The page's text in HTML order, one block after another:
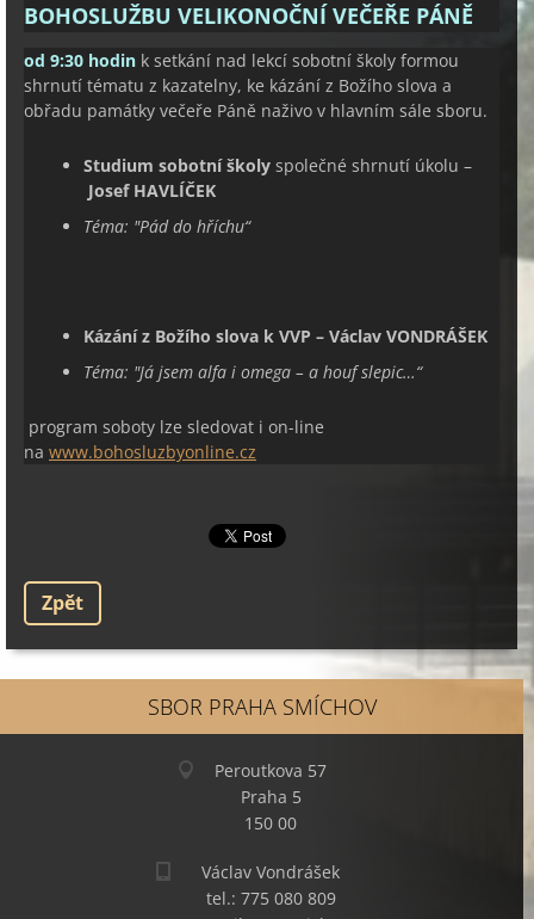
BOHOSLUŽBU VELIKONOČNÍ VEČEŘE PÁNĚ
od 9:30 hodin k setkání nad lekcí sobotní školy formou
shrnutí tématu z kazatelny, ke kázání z Božího slova a
obřadu památky večeře Páně naživo v hlavním sále sboru.
Studium sobotní školy společné shrnutí úkolu –
Josef HAVLÍČEK
Téma: "Pád do hříchu“
Kázání z Božího slova k VVP – Václav VONDRÁŠEK
Téma: "Já jsem alfa i omega – a houf slepic…“
program soboty lze sledovat i on-line
na www.bohosluzbyonline.cz
Zpět
SBOR PRAHA SMÍCHOV
Peroutkova 57
Praha 5
150 00
Václav Vondrášek
tel.: 775 080 809